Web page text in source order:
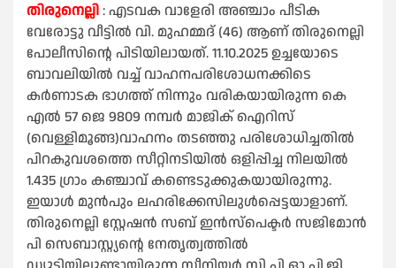
തിരുനെല്ലി: എടവക വാളേരി അഞ്ചാം പീടിക
വേരോട്ടു വീട്ടിൽ വി. മുഹമ്മദ്‌ (46) ആണ് തിരുനെല്ലി
പോലീസിന്റെ പിടിയിലായത്. 11.10.2025 ഉച്ചയോടെ
ബാവലിയിൽ വച്ച് വാഹനപരിശോധനക്കിടെ
കർണാടക ഭാഗത്ത്‌ നിന്നും വരികയായിരുന്ന കെ
എൽ 57 ജെ 9809 നമ്പർ മാജിക് ഐറിസ്
(വെള്ളിമൂങ്ങ)വാഹനം തടഞ്ഞു പരിശോധിച്ചതിൽ
പിറകുവശത്തെ സീറ്റിനടിയിൽ ഒളിപ്പിച്ച നിലയിൽ
1.435 ഗ്രാം കഞ്ചാവ് കണ്ടെടുക്കുകയായിരുന്നു.
ഇയാൾ മുൻപും ലഹരിക്കേസിലുൾപ്പെട്ടയാളാണ്.
തിരുനെല്ലി സ്റ്റേഷൻ സബ് ഇൻസ്‌പെക്ടർ സജിമോൻ
പി സെബാസ്റ്റ്യന്റെ നേതൃത്വത്തിൽ